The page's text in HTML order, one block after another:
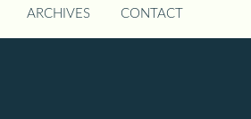
ARCHIVES CONTACT